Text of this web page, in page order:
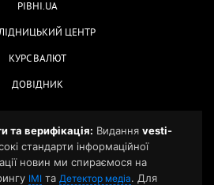
РІВНІ.UA
ЦЕНТР
КУРС ВАЛЮТ
ДОВІДНИК
та верифікація: Видання vesti-
стандарти інформаційної
новин ми спираємося на
ІМІ та Детектор медіа. Для